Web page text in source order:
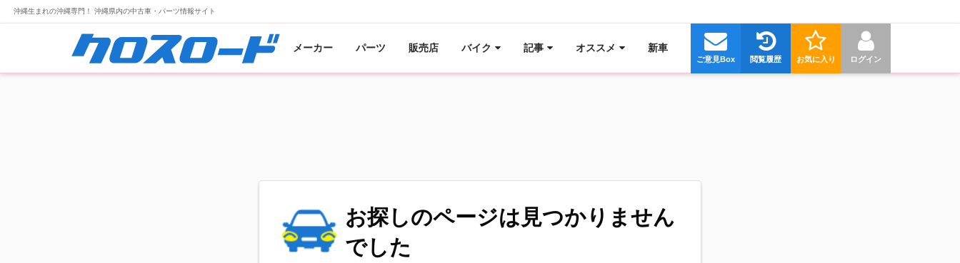
沖縄生まれの沖縄専門！ 沖縄県内の中古車・パーツ情報サイト
メーカー パーツ 販売店 バイク 記事 オススメ 新車
ログイン
お気に入り
閲覧履歴
ご意見Box
お探しのページは見つかりません
でした